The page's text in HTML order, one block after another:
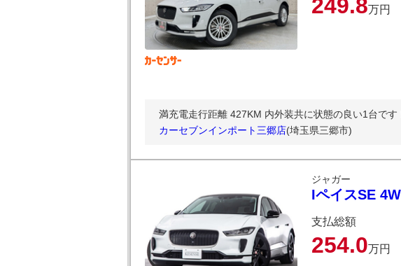
249.8万円
満充電走行距離 427KM 内外装共に状態の良い1台で
カーセブンインポート三郷店(埼玉県三郷市)
ジャガー
IペイスSE
支払総額
254.0万円